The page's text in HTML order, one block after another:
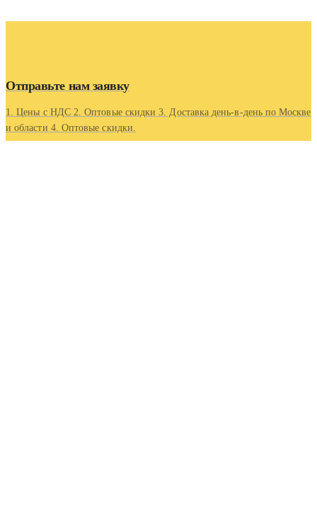
Отправьте нам заявку
1. Цены с НДС 2. Оптовые скидки 3. Доставка день-в-день по Москве
и области 4. Оптовые скидки.